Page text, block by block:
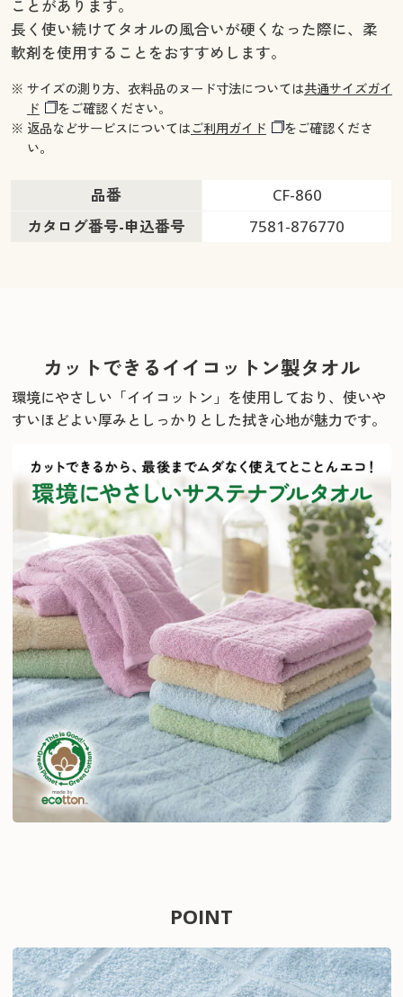
ことがあります。
長く使い続けてタオルの風合いが硬くなった際に、柔
軟剤を使用することをおすすめします。
※ サイズの測り方、衣料品のヌード寸法については共通サイズガイ
ド
をご確認ください。
※ 返品などサービスについてはご利用ガイド
をご確認くださ
い。
品番
CF-860
カタログ番号-申込番号
7581-876770
カットできるイイコットン製タオル
環境にやさしい「イイコットン」を使用しており、使いや
すいほどよい厚みとしっかりとした拭き心地が魅力です。
POINT